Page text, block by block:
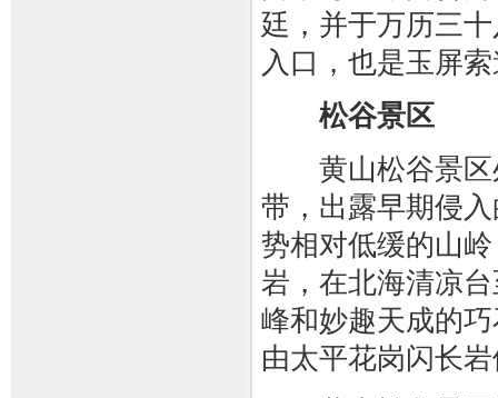
廷，并于万历三
入口，也是玉屏
松谷景区
黄山松谷景区
带，出露早期侵
势相对低缓的山
岩，在北海清凉
峰和妙趣天成的
由太平花岗闪长